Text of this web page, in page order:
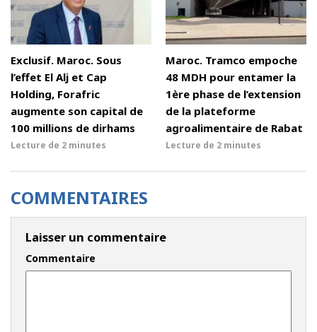
Exclusif. Maroc. Sous
l’effet El Alj et Cap
Holding, Forafric
augmente son capital de
100 millions de dirhams
Lecture de 2 minutes
Maroc. Tramco empoche
48 MDH pour entamer la
1ère phase de l’extension
de la plateforme
agroalimentaire de Rabat
Lecture de 2 minutes
COMMENTAIRES
Laisser un commentaire
Commentaire